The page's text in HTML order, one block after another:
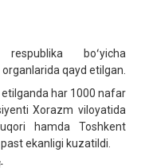
boʻyicha
qayd etilgan.
etilganda har 1000 nafar
Xorazm viloyatida
hamda Toshkent
ekanligi kuzatildi.